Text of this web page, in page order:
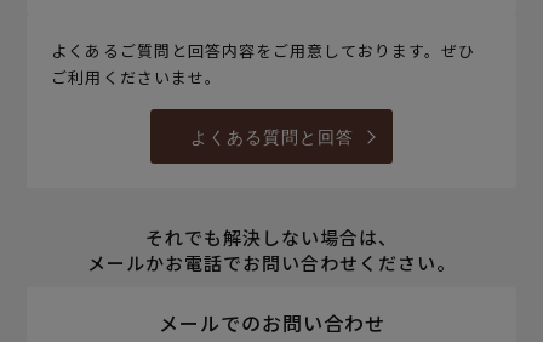
よくあるご質問と回答内容をご用意しております。ぜひ
ご利用くださいませ。
よくある質問と回答
それでも解決しない場合は、
メールかお電話でお問い合わせください。
メールでのお問い合わせ